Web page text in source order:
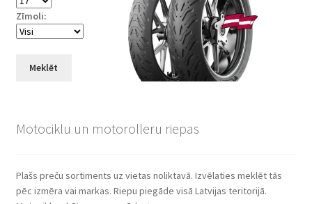
Zīmoli:
Meklēt
Motociklu un motorolleru riepas
Plašs preču sortiments uz vietas noliktavā. Izvēlaties meklēt tās
pēc izmēra vai markas. Riepu piegāde visā Latvijas teritorijā.